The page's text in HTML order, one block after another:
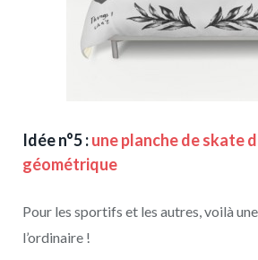
Idée n°5 :une planche de skate
géométrique
Pour les sportifs et les autres, voilà
l’ordinaire !